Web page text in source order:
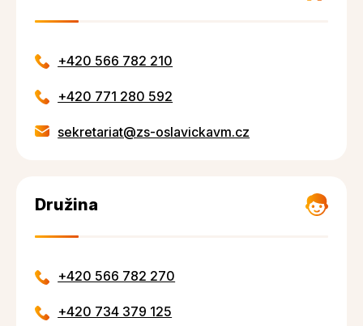
+420 566 782 210
+420 771 280 592
sekretariat@zs-oslavickavm.cz
Družina
+420 566 782 270
+420 734 379 125